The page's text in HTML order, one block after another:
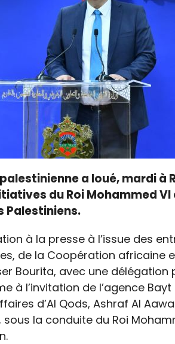
a loué, mardi à
du Roi Mohammed VI
Palestiniens.
à la presse à l’issue des
de la Coopération africaine
Bourita, avec une
à l’invitation de l’agence
d’Al Qods, Ashraf Al
la conduite du Roi